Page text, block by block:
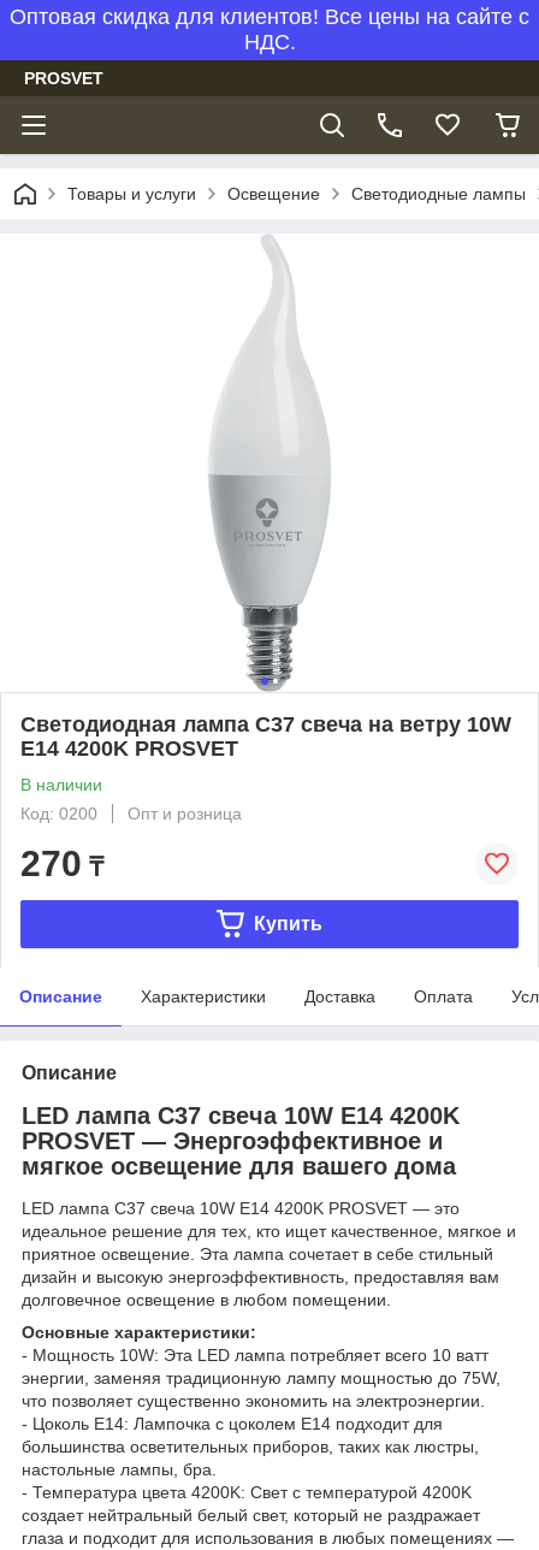
Оптовая скидка для клиентов! Все цены на сайте с
НДС.
PROSVET
Товары и услуги Освещение Светодиодные лампы
Светодиодная лампа C37 свеча на ветру 10W
E14 4200K PROSVET
В наличии
Код: 0200
Опт и розница
270 ₸
Купить
Описание Характеристики Доставка Оплата
Описание
LED лампа C37 свеча 10W E14 4200K
PROSVET — Энергоэффективное и
мягкое освещение для вашего дома
LED лампа C37 свеча 10W E14 4200K PROSVET — это
идеальное решение для тех, кто ищет качественное, мягкое и
приятное освещение. Эта лампа сочетает в себе стильный
дизайн и высокую энергоэффективность, предоставляя вам
долговечное освещение в любом помещении.
Основные характеристики:
- Мощность 10W: Эта LED лампа потребляет всего 10 ватт
энергии, заменяя традиционную лампу мощностью до 75W,
что позволяет существенно экономить на электроэнергии.
- Цоколь E14: Лампочка с цоколем E14 подходит для
большинства осветительных приборов, таких как люстры,
настольные лампы, бра.
- Температура цвета 4200K: Свет с температурой 4200K
создает нейтральный белый свет, который не раздражает
глаза и подходит для использования в любых помещениях —